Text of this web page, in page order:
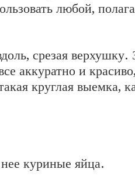
любой,
срезая верхушку.
аккуратно и
круглая выемка,
куриные яйца.